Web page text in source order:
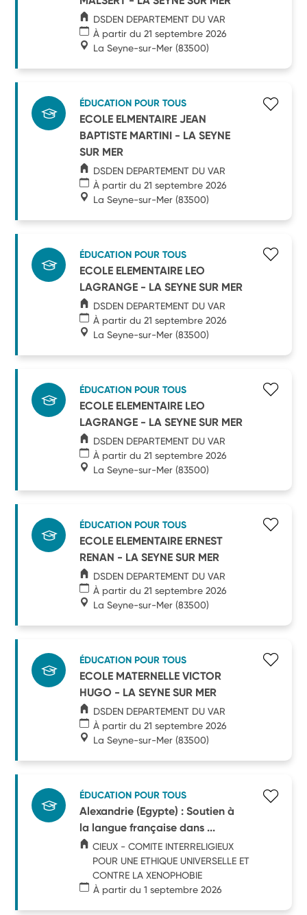
DSDEN DEPARTEMENT DU VAR
À partir du 21 septembre 2026
La Seyne-sur-Mer (83500)
ÉDUCATION POUR TOUS
ECOLE ELMENTAIRE JEAN
BAPTISTE MARTINI - LA SEYNE
SUR MER
DSDEN DEPARTEMENT DU VAR
À partir du 21 septembre 2026
La Seyne-sur-Mer (83500)
ÉDUCATION POUR TOUS
ECOLE ELEMENTAIRE LEO
LAGRANGE - LA SEYNE SUR MER
DSDEN DEPARTEMENT DU VAR
À partir du 21 septembre 2026
La Seyne-sur-Mer (83500)
ÉDUCATION POUR TOUS
ECOLE ELEMENTAIRE LEO
LAGRANGE - LA SEYNE SUR MER
DSDEN DEPARTEMENT DU VAR
À partir du 21 septembre 2026
La Seyne-sur-Mer (83500)
ÉDUCATION POUR TOUS
ECOLE ELEMENTAIRE ERNEST
RENAN - LA SEYNE SUR MER
DSDEN DEPARTEMENT DU VAR
À partir du 21 septembre 2026
La Seyne-sur-Mer (83500)
ÉDUCATION POUR TOUS
ECOLE MATERNELLE VICTOR
HUGO - LA SEYNE SUR MER
DSDEN DEPARTEMENT DU VAR
À partir du 21 septembre 2026
La Seyne-sur-Mer (83500)
ÉDUCATION POUR TOUS
Alexandrie (Egypte) : Soutien à
la langue française dans ...
CIEUX - COMITE INTERRELIGIEUX
POUR UNE ETHIQUE UNIVERSELLE ET
CONTRE LA XENOPHOBIE
À partir du 1 septembre 2026